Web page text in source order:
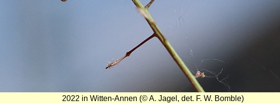
2022 in Witten-Annen (© A. Jagel, det. F. W. Bomble)